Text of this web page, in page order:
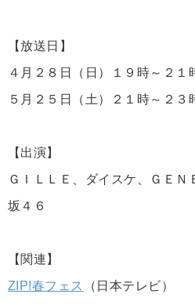
【放送日】
４月２８日（日）１９時～２１
５月２５日（土）２１時～２３
【出演】
ＧＩＬＬＥ、ダイスケ、ＧＥＮ
坂４６
【関連】
ZIP!春フェス
（日本テレビ）